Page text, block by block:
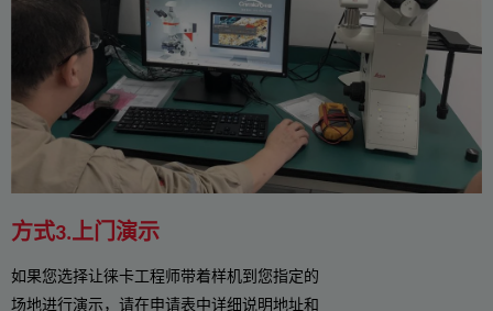
方式3.上门演示
如果您选择让徕卡工程师带着样机到您指定的
场地进行演示，请在申请表中详细说明地址和